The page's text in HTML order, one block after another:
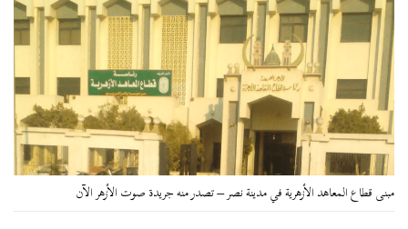
مبنى قطاع المعاهد الأزهرية في مدينة نصر – تصدر منه جريدة صوت الأزهر الآن